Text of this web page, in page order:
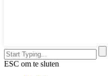
ESC om te sluten